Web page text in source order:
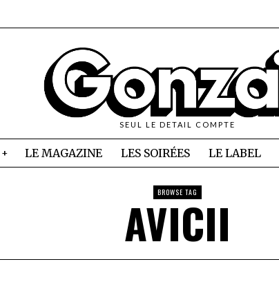
SEUL LE DETAIL COMPTE
LE MAGAZINE LES SOIRÉES LE LABEL
BROWSE TAG
AVICII